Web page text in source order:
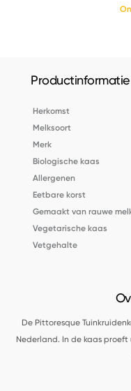
Productinformatie
Herkomst
Melksoort
Merk
Biologische kaas
Allergenen
Eetbare korst
Gemaakt van rauwe
Vegetarische kaas
Vetgehalte
De Pittoresque
Nederland. In de kaas